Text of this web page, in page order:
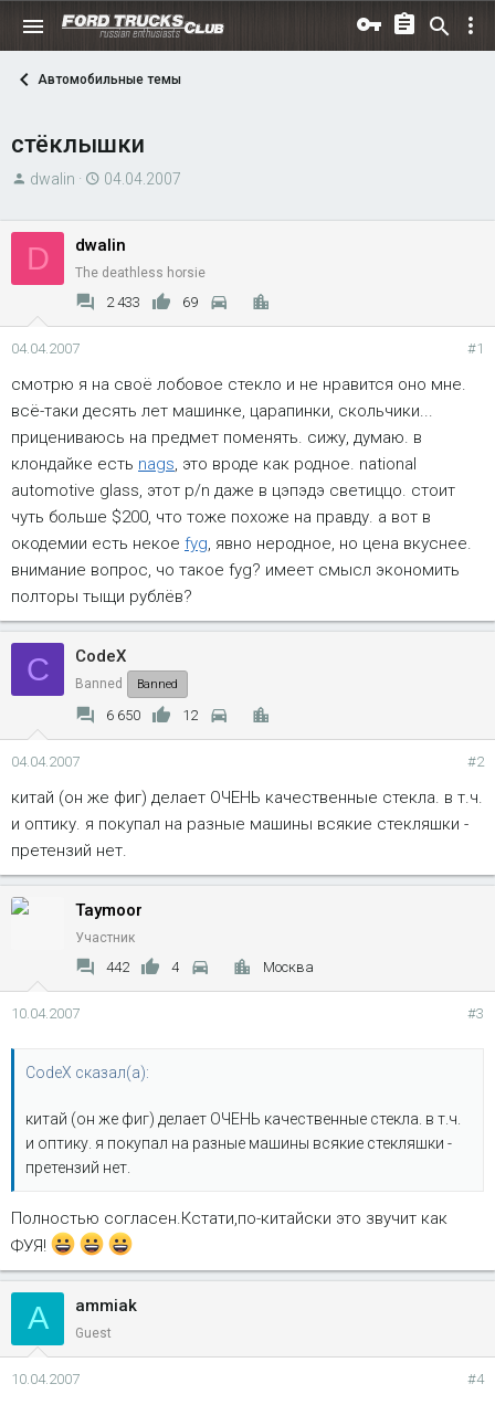
Автомобильные темы
стёклышки
А
т
о
р
е
м
dwalin
Д
т
а
н
а
ч
04.04.2007
D dwalin
The deathless horsie
2 433 69
04.04.2007 #1
смотрю я на своё лобовое стекло и не нравится оно мне.
всё-таки десять лет машинке, царапинки, скольчики...
прицениваюсь на предмет поменять. сижу, думаю. в
клондайке есть nags, это вроде как родное. national
automotive glass, этот p/n даже в цэпэдэ светиццо. стоит
чуть больше $200, что тоже похоже на правду. а вот в
окодемии есть некое fyg, явно неродное, но цена вкуснее.
внимание вопрос, чо такое fyg? имеет смысл экономить
полторы тыщи рублёв?
C CodeX
Banned Banned
6 650 12
04.04.2007 #2
китай (он же фиг) делает ОЧЕНЬ качественные стекла. в т.ч.
и оптику. я покупал на разные машины всякие стекляшки -
претензий нет.
Taymoor
Участник
442 4 Москва
10.04.2007 #3
CodeX сказал(а):
китай (он же фиг) делает ОЧЕНЬ качественные стекла. в т.ч.
и оптику. я покупал на разные машины всякие стекляшки -
претензий нет.
Полностью согласен.Кстати,по-китайски это звучит как
ФУЯ!
A ammiak
Guest
10.04.2007 #4